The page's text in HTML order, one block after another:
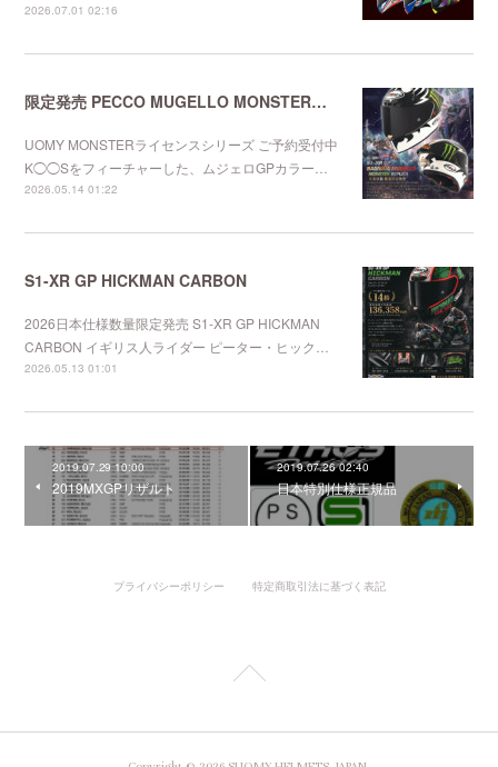
2026.07.01 02:16
限定発売 PECCO MUGELLO MONSTERレプリカ
UOMY MONSTERライセンスシリーズ ご予約受付中
K◯◯Sをフィーチャーした、ムジェロGPカラー…
2026.05.14 01:22
S1-XR GP HICKMAN CARBON
2026日本仕様数量限定発売 S1-XR GP HICKMAN
CARBON イギリス人ライダー ピーター・ヒック…
2026.05.13 01:01
2019.07.29 10:00
2019MXGPリザルト
2019.07.26 02:40
日本特別仕様正規品
プライバシーポリシー 特定商取引法に基づく表記